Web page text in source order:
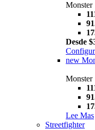
Monster
Desde
new
Monster
Lee Mas
Streetfighter